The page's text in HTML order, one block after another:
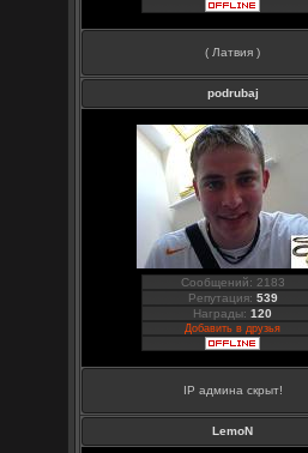
( Латвия )
podrubaj
Сообщений: 2183
Репутация: 539
Награды:120
Добавить в друзья
IP админа скрыт!
LemoN